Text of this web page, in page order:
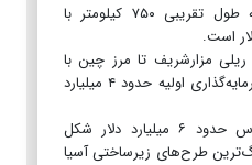
خط ریلی هرات-مزارشریف به طول تقریبی ۷۵۰ کیلومتر با
مزارشریف تا مرز چین با
طول تقریبی ۸۰۰ کیلومتر و سرمایه‌گذاری اولیه حدود ۴ میلیارد
در مجموع، پروژه‌ای در مقیاس حدود ۶ میلیارد دلار شکل
طرح‌های زیرساختی آسیا